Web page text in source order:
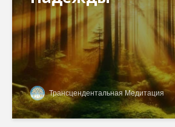
Трансцендентальная Медитация